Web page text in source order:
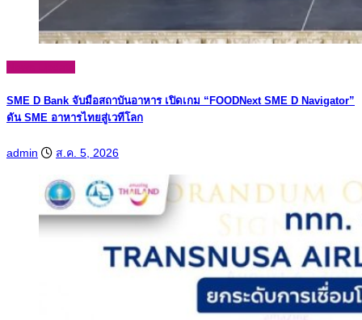
SME D Bank จับมือสถาบันอาหาร เปิดเกม “FOODNext SME D Navigator”
ดัน SME อาหารไทยสู่เวทีโลก
admin ส.ค. 5, 2026